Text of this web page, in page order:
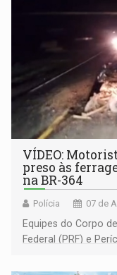
VÍDEO:
preso às
na BR-364
Polícia 07 de
Equipes do Corpo
Federal (PRF) e